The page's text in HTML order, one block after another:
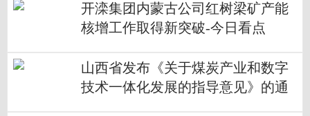
开滦集团内蒙古公司红树梁矿产能
核增工作取得新突破-今日看点
山西省发布《关于煤炭产业和数字
技术一体化发展的指导意见》的通